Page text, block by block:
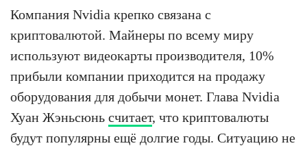
Компания Nvidia крепко связана с
криптовалютой. Майнеры по всему миру
используют видеокарты производителя, 10%
прибыли компании приходится на продажу
оборудования для добычи монет. Глава Nvidia
Хуан Жэньсюнь считает, что криптовалюты
будут популярны ещё долгие годы. Ситуацию не